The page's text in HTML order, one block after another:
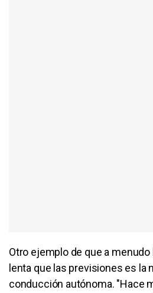
Otro ejemplo de que a menudo
lenta que las previsiones es la
conducción autónoma. "Hace